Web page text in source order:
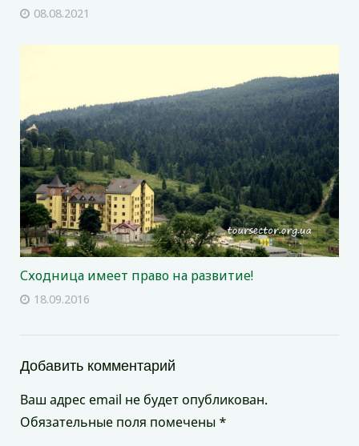
08.08.2021
Сходница имеет право на развитие!
18.09.2016
Добавить комментарий
Ваш адрес email не будет опубликован.
Обязательные поля помечены *